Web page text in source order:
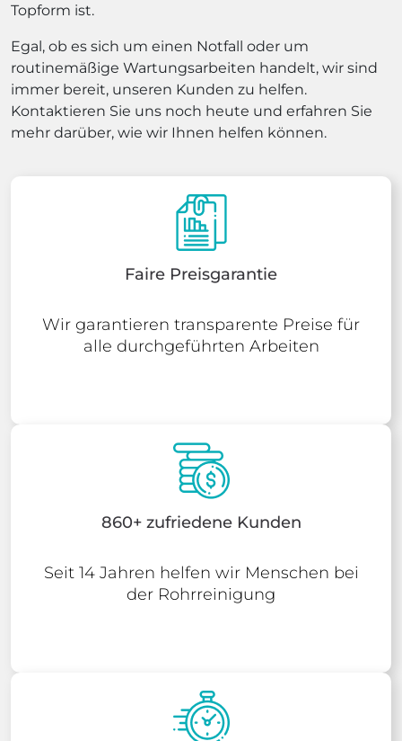
Topform ist.
Egal, ob es sich um einen Notfall oder um
routinemäßige Wartungsarbeiten handelt, wir sind
immer bereit, unseren Kunden zu helfen.
Kontaktieren Sie uns noch heute und erfahren Sie
mehr darüber, wie wir Ihnen helfen können.
Faire Preisgarantie
Wir garantieren transparente Preise für
alle durchgeführten Arbeiten
860+ zufriedene Kunden
Seit 14 Jahren helfen wir Menschen bei
der Rohrreinigung